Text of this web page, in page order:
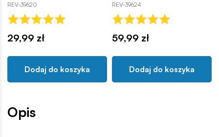
REV-39620
29,99 zł
Dodaj do koszyka
REV-39624
59,99 zł
Dodaj do koszyka
Opis